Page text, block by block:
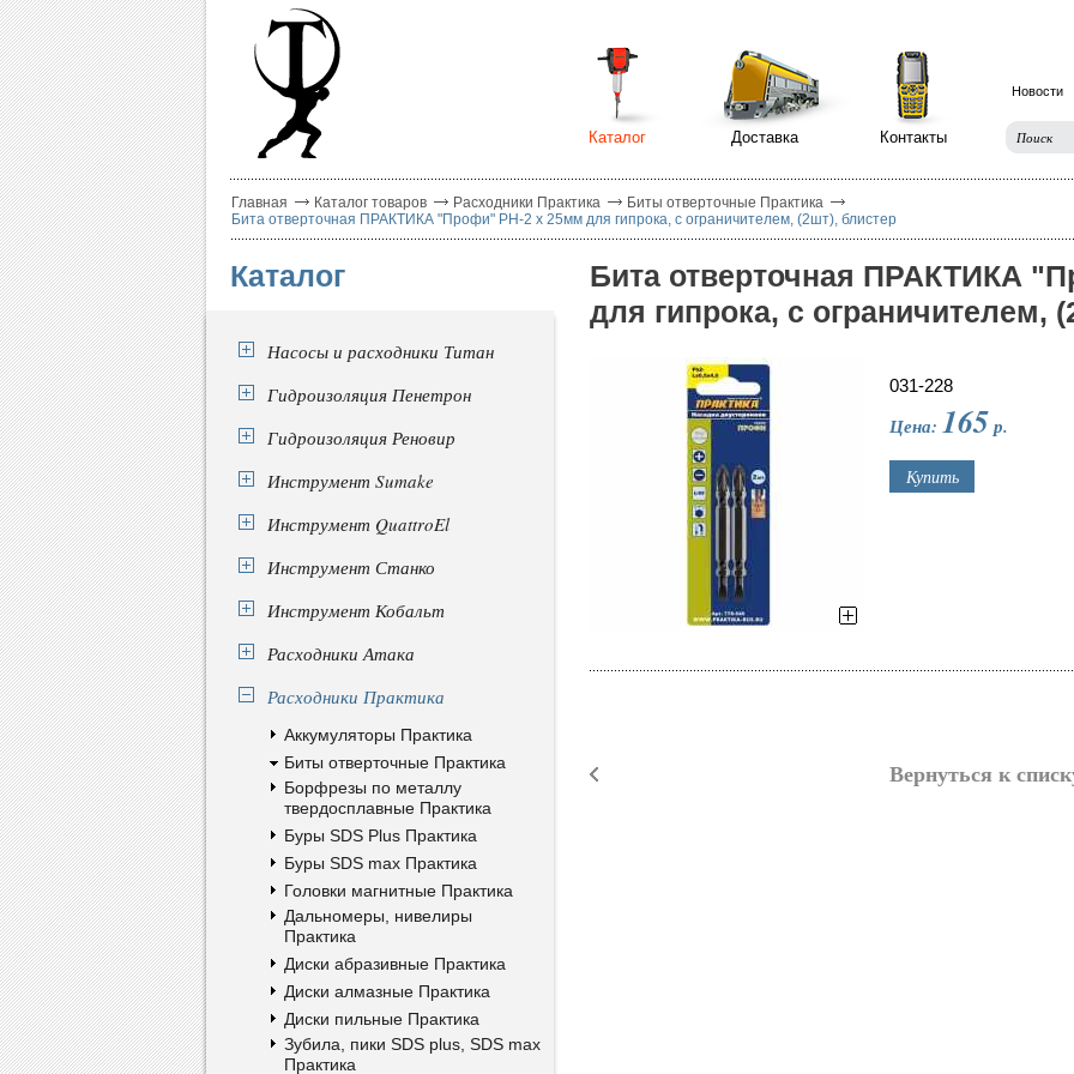
Каталог Доставка Контакты
Новости
Главная Каталог товаров Расходники Практика
Биты отверточные Практика
Бита отверточная ПРАКТИКА "Профи" PH-2 х 25мм для гипрока, с ограничителем, (2шт), блистер
Каталог
Насосы и расходники Титан
Гидроизоляция Пенетрон
Гидроизоляция Реновир
Инструмент Sumake
Инструмент QuattroEl
Инструмент Станко
Инструмент Кобальт
Расходники Атака
Расходники Практика
Аккумуляторы Практика
Биты отверточные Практика
Борфрезы по металлу
твердосплавные Практика
Буры SDS Plus Практика
Буры SDS max Практика
Головки магнитные Практика
Дальномеры, нивелиры
Практика
Диски абразивные Практика
Диски алмазные Практика
Диски пильные Практика
Зубила, пики SDS plus, SDS max
Практика
Бита отверточная ПРАКТИКА
для гипрока, с ограничителем,
031-228
Цена: 165р.
Вернуться к